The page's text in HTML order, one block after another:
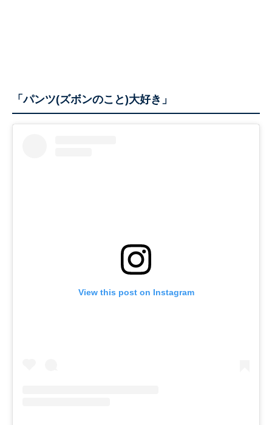
「パンツ(ズボンのこと)大好き」
View this post on Instagram